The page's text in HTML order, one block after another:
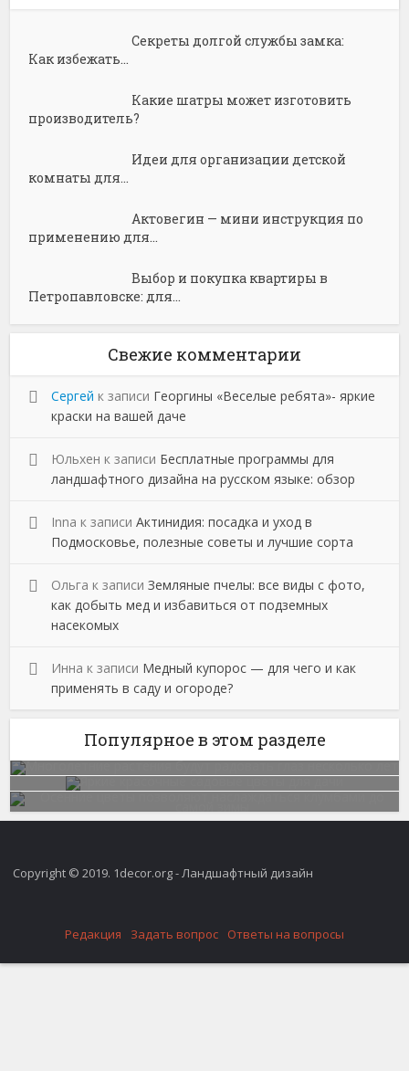
Секреты долгой службы замка:
Как избежать...
Какие шатры может изготовить
производитель?
Идеи для организации детской
комнаты для...
Актовегин — мини инструкция по
применению для...
Выбор и покупка квартиры в
Петропавловске: для...
Свежие комментарии
Сергей к записи Георгины «Веселые ребята»- яркие
краски на вашей даче
Юльхен к записи Бесплатные программы для
ландшафтного дизайна на русском языке: обзор
Inna к записиАктинидия: посадка и уход в
Подмосковье, полезные советы и лучшие сорта
Ольга к записиЗемляные пчелы: все виды с фото,
как добыть мед и избавиться от подземных
насекомых
Инна к записи Медный купорос — для чего и как
применять в саду и огороде?
Популярное в этом разделе
Copyright © 2019. 1decor.org - Ландшафтный дизайн
Редакция Задать вопрос Ответы на вопросы